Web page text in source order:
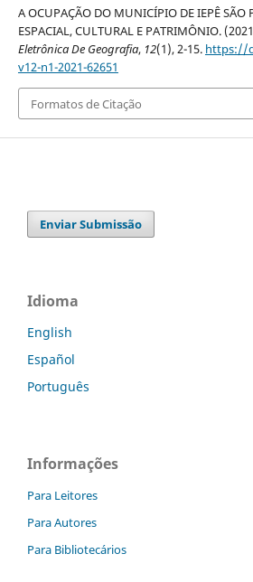
A OCUPAÇÃO DO MUNICÍPIO DE IEPÊ SÃO
ESPACIAL, CULTURAL E PATRIMÔNIO.
Eletrônica De Geografia, 12(1), 2-15. https://
v12-n1-2021-62651
Formatos de Citação
Enviar Submissão
Idioma
English
Español
Português
Informações
Para Leitores
Para Autores
Para Bibliotecários